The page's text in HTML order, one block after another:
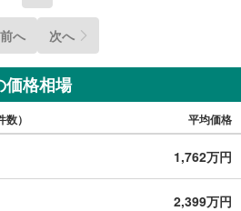
前へ 次へ
価格相場
） 平均価格
1,762万円
2,399万円